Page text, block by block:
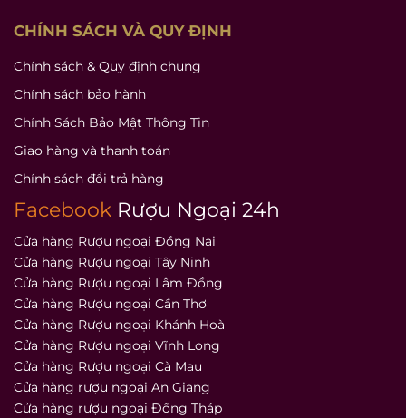
CHÍNH SÁCH VÀ QUY ĐỊNH
Chính sách & Quy định chung
Chính sách bảo hành
Chính Sách Bảo Mật Thông Tin
Giao hàng và thanh toán
Chính sách đổi trả hàng
Facebook Rượu Ngoại 24h
Cửa hàng Rượu ngoại Đồng Nai
Cửa hàng Rượu ngoại Tây Ninh
Cửa hàng Rượu ngoại Lâm Đồng
Cửa hàng Rượu ngoại Cần Thơ
Cửa hàng Rượu ngoại Khánh Hoà
Cửa hàng Rượu ngoại Vĩnh Long
Cửa hàng Rượu ngoại Cà Mau
Cửa hàng rượu ngoại An Giang
Cửa hàng rượu ngoại Đồng Tháp